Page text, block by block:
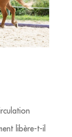
libère-t-il